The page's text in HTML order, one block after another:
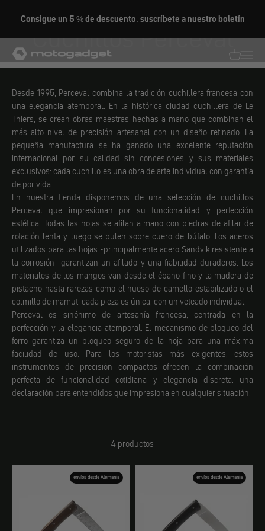
Consigue un 5 % de descuento: suscríbete a nuestro boletín
motogadget GmbH
Cuchillos Perceval
Desde 1995, Perceval combina la tradición cuchillera francesa con
una elegancia atemporal. En la histórica ciudad cuchillera de Le
Thiers, se crean obras maestras hechas a mano que combinan el
más alto nivel de precisión artesanal con un diseño refinado. La
pequeña manufactura se ha ganado una excelente reputación
internacional por su calidad sin concesiones y sus materiales
exclusivos: cada cuchillo es una obra de arte individual con garantía
de por vida.
En nuestra tienda disponemos de una selección de cuchillos
Perceval que impresionan por su funcionalidad y perfección
estética. Todas las hojas se afilan a mano con piedras de afilar de
rotación lenta y luego se pulen sobre cuero de búfalo. Los aceros
utilizados para las hojas -principalmente acero Sandvik resistente a
la corrosión- garantizan un afilado y una fiabilidad duraderos. Los
materiales de los mangos van desde el ébano fino y la madera de
pistacho hasta rarezas como el hueso de camello estabilizado o el
colmillo de mamut: cada pieza es única, con un veteado individual.
Perceval es sinónimo de artesanía francesa, centrada en la
perfección y la elegancia atemporal. El mecanismo de bloqueo del
forro garantiza un bloqueo seguro de la hoja para una máxima
facilidad de uso. Para los motoristas más exigentes, estos
instrumentos de precisión compactos ofrecen la combinación
perfecta de funcionalidad cotidiana y elegancia discreta: una
declaración para entendidos que impresiona en cualquier situación.
4 productos
envíos desde Alemania envíos desde Alemania